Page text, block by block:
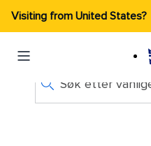
Visiting from United States?
Søk etter